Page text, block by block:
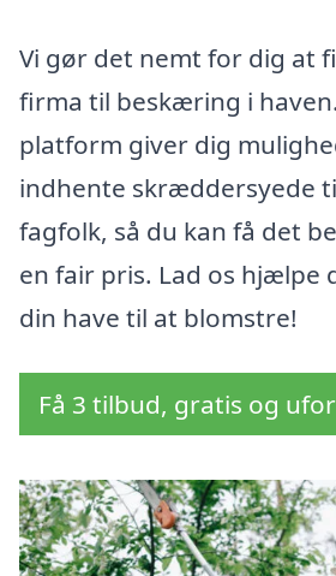
Vi gør det nemt for dig at
firma til beskæring i
platform giver dig
indhente skræddersyede
fagfolk, så du kan få det
en fair pris. Lad os hjælpe
din have til at blomstre!
Få 3 tilbud, gratis og